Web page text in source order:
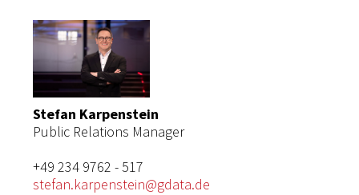
Stefan Karpenstein
Public Relations Manager
+49 234 9762 - 517
stefan.karpenstein@gdata.de